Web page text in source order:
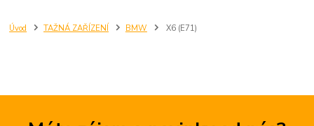
Úvod TAŽNÁ ZAŘÍZENÍ BMW X6 (E71)